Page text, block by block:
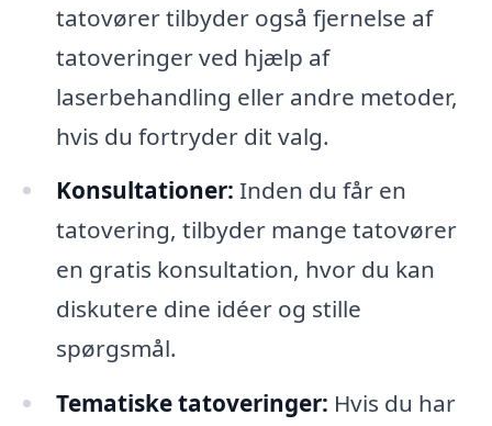
tatovører tilbyder også fjernelse af
tatoveringer ved hjælp af
laserbehandling eller andre metoder,
hvis du fortryder dit valg.
Konsultationer: Inden du får en
tatovering, tilbyder mange tatovører
en gratis konsultation, hvor du kan
diskutere dine idéer og stille
spørgsmål.
Tematiske tatoveringer: Hvis du har